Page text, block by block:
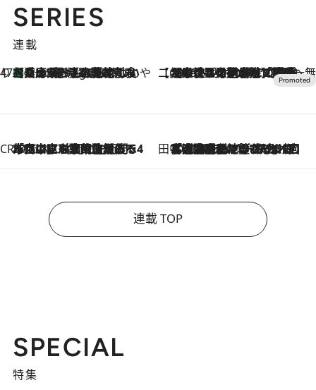
SERIES
連載
47都道府県の手みやげ ひんやりスイーツで夏を満喫
4 Hours Ago
【兵庫県】この夏絶対食べたい 冷やしておいしいおやつ3選 淡路島の恵みをジェラートに集約 【CREA×星野リゾート】唯一無二。癒しと発見が待つ場所へ
2026.8.7
【トンボの足水浴】ヒノキの香りに包まれて涼感マックス！約13℃の湧水かけ流しを避暑地「星野温泉 トンボの湯」で体験
CREA'S CHOICE
2026.8.7
「立川にも歌舞伎があるんだよ」 片岡仁左衛門・市川中車ら豪華座組みで4年目の立川立飛歌舞伎へ 田中稲の勝手に再ブーム
2026.8.7
「湘南乃風に憧れて」観客大盛上がりの“タオル回し”に、ラッパー顔負けの高速歌唱まで…さだまさし（74）のアグレッシブすぎる現在地
連載 TOP
SPECIAL
特集